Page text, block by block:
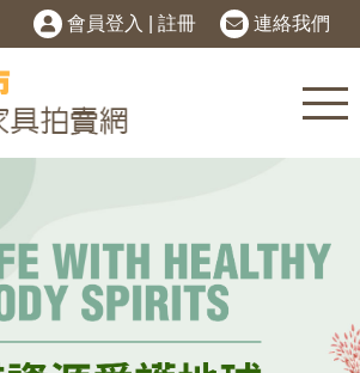
會員登入 註冊 連絡我們